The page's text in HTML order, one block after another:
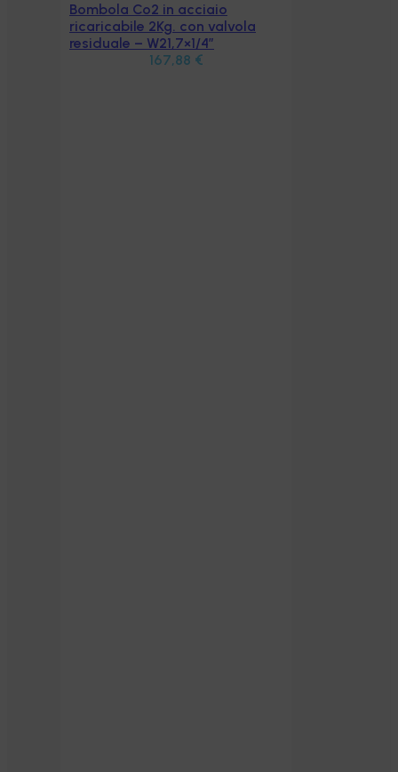
Aggiungi al carrello
Bombola Co2 in acciaio
ricaricabile 2Kg. con valvola
residuale – W21,7×1/4″
167,88 €